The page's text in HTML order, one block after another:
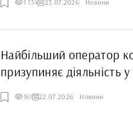
1 134 23.07.2026 Новини
Найбільший оператор
призупиняє діяльність
ворожих обстрілів
161 22.07.2026 Новини